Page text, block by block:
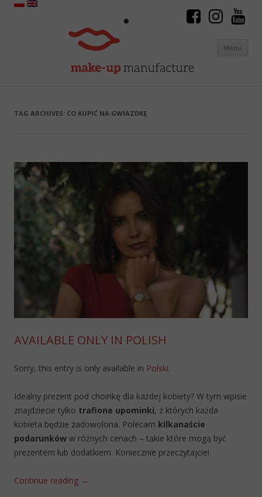
Menu
TAG ARCHIVES: CO KUPIĆ NA GWIAZDKĘ
AVAILABLE ONLY IN POLISH
Sorry, this entry is only available in Polski.
Idealny prezent pod choinkę dla każdej kobiety? W tym wpisie
znajdziecie tylko trafione upominki, z których każda
kobieta będzie zadowolona. Polecam kilkanaście
podarunków w różnych cenach – takie które mogą być
prezentem lub dodatkiem. Koniecznie przeczytajcie!
Continue reading →